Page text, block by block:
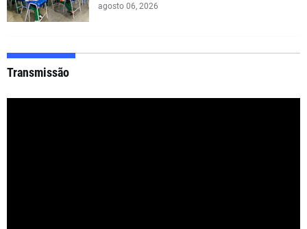
agosto 06, 2026
Transmissão